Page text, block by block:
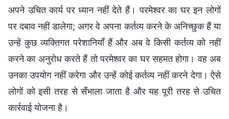
अपने उचित कार्य पर ध्यान नहीं देते हैं। परमेश्वर का घर इन लोगों
पर दबाव नहीं डालेगा; अगर वे अपना कर्तव्य करने के अनिच्छुक हैं या
उन्हें कुछ व्यक्तिगत परेशानियाँ हैं और अब वे किसी कर्तव्य को नहीं
करने का अनुरोध करते हैं तो परमेश्वर का घर सहमत होगा। वह अब
उनका उपयोग नहीं करेगा और उन्हें कोई कर्तव्य नहीं करने देगा। ऐसे
लोगों को इसी तरह से सँभाला जाता है और यह पूरी तरह से उचित
कार्रवाई योजना है।